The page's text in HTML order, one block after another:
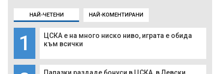
НАЙ-ЧЕТЕНИ НАЙ-КОМЕНТИРАНИ
1
ЦСКА е на много ниско ниво, играта е обида
към всички
Папазки раздаде бонуси в ЦСКА, в Левски